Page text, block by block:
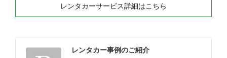
レンタカーサービス詳細はこちら
レンタカー事例のご紹介